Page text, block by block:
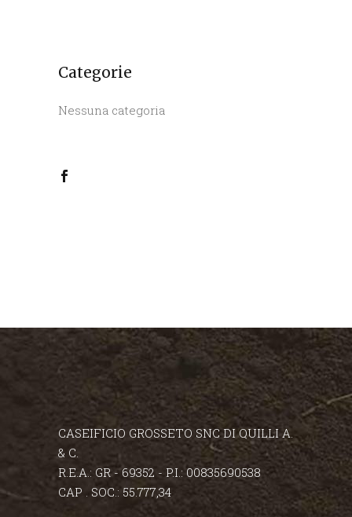
Categorie
Nessuna categoria
CASEIFICIO GROSSETO SNC DI QUILLI A.
& C.
R.E.A.: GR - 69352 - P.I.: 00835690538
CAP . SOC.: 55.777,34